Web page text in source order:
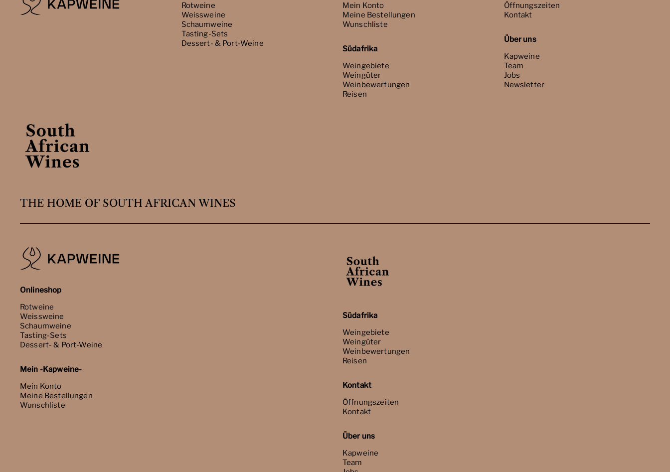
Rotweine
Weissweine
Schaumweine
Tasting-Sets
Dessert- & Port-Weine
Mein Konto
Meine Bestellungen
Wunschliste
Südafrika
Weingebiete
Weingüter
Weinbewertungen
Reisen
Öffnungszeiten
Kontakt
Über uns
Kapweine
Team
Jobs
Newsletter
THE HOME OF SOUTH AFRICAN WINES
Onlineshop
Rotweine
Weissweine
Schaumweine
Tasting-Sets
Dessert- & Port-Weine
Mein -Kapweine-
Mein Konto
Meine Bestellungen
Wunschliste
Südafrika
Weingebiete
Weingüter
Weinbewertungen
Reisen
Kontakt
Öffnungszeiten
Kontakt
Über uns
Kapweine
Team